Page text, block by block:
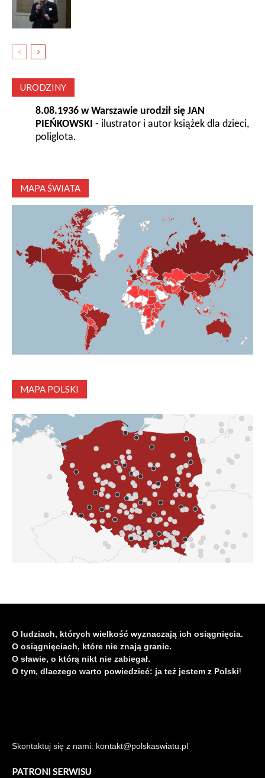
URODZINY
8.08.1936 w Warszawie urodził się JAN
PIEŃKOWSKI - ilustrator i autor książek dla dzieci,
poliglota.
MAPA ŚWIATA
MAPA POLSKI
O ludziach, których wielkość wyznaczają ich osiągnięcia.
O osiągnięciach, które nie znają granic.
O sławie, o którą nikt nie zabiegał.
O tym, dlaczego warto powiedzieć: ja też jestem z Polski!
Skontaktuj się z nami: kontakt@polskaswiatu.pl
PATRONI SERWISU